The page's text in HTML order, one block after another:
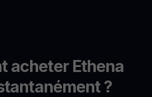
acheter Ethena
?